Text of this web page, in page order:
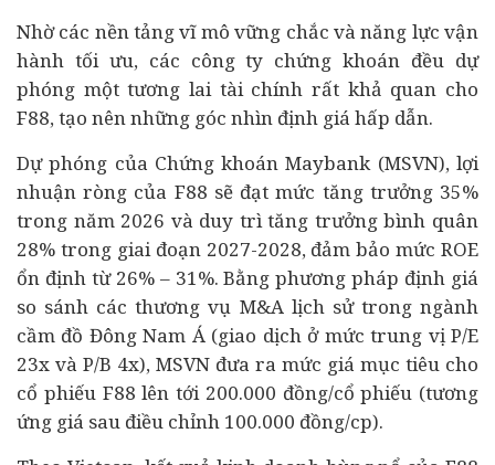
Nhờ các nền tảng vĩ mô vững chắc và năng lực vận
hành tối ưu, các công ty chứng khoán đều dự
phóng một tương lai tài chính rất khả quan cho
F88, tạo nên những góc nhìn định giá hấp dẫn.
Dự phóng của Chứng khoán Maybank (MSVN), lợi
nhuận ròng của F88 sẽ đạt mức tăng trưởng 35%
trong năm 2026 và duy trì tăng trưởng bình quân
28% trong giai đoạn 2027-2028, đảm bảo mức ROE
ổn định từ 26% – 31%. Bằng phương pháp định giá
so sánh các thương vụ M&Alịch sử trong ngành
cầm đồ Đông Nam Á (giao dịch ở mức trung vị P/E
23x và P/B 4x), MSVN đưa ra mức giá mục tiêu cho
cổ phiếu F88 lên tới 200.000 đồng/cổ phiếu (tương
ứng giá sau điều chỉnh 100.000 đồng/cp).